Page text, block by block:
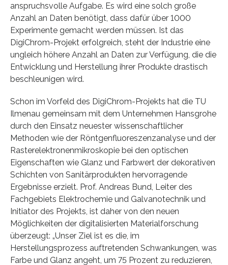
anspruchsvolle Aufgabe. Es wird eine solch große
Anzahl an Daten benötigt, dass dafür über 1000
Experimente gemacht werden müssen. Ist das
DigiChrom-Projekt erfolgreich, steht der Industrie eine
ungleich höhere Anzahl an Daten zur Verfügung, die die
Entwicklung und Herstellung ihrer Produkte drastisch
beschleunigen wird.
Schon im Vorfeld des DigiChrom-Projekts hat die TU
Ilmenau gemeinsam mit dem Unternehmen Hansgrohe
durch den Einsatz neuester wissenschaftlicher
Methoden wie der Röntgenfluoreszenzanalyse und der
Rasterelektronenmikroskopie bei den optischen
Eigenschaften wie Glanz und Farbwert der dekorativen
Schichten von Sanitärprodukten hervorragende
Ergebnisse erzielt. Prof. Andreas Bund, Leiter des
Fachgebiets Elektrochemie und Galvanotechnik und
Initiator des Projekts, ist daher von den neuen
Möglichkeiten der digitalisierten Materialforschung
überzeugt: „Unser Ziel ist es die, im
Herstellungsprozess auftretenden Schwankungen, was
Farbe und Glanz angeht, um 75 Prozent zu reduzieren,